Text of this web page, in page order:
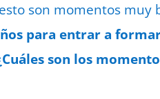
son momentos muy
para entrar a
son los